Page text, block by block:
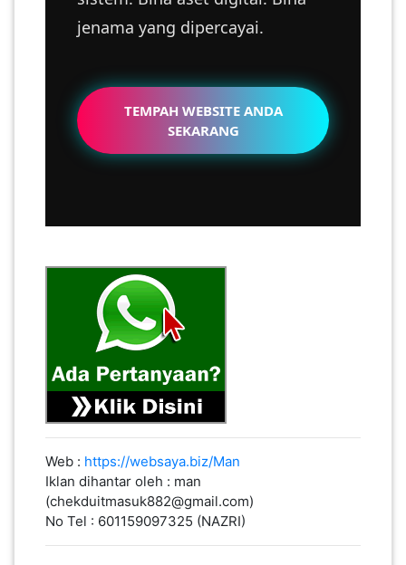
jenama yang dipercayai.
TEMPAH WEBSITE ANDA
SEKARANG
Web : https://websaya.biz/Man
Iklan dihantar oleh : man
(chekduitmasuk882@gmail.com)
No Tel : 601159097325 (NAZRI)